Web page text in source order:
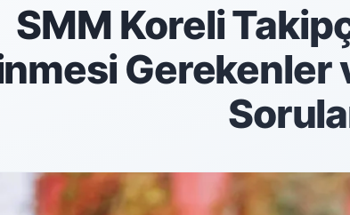
SMM Koreli
Gerekenler